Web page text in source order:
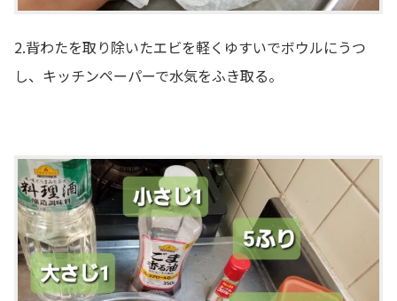
2.背わたを取り除いたエビを軽くゆすいでボウルにうつ
し、キッチンペーパーで水気をふき取る。